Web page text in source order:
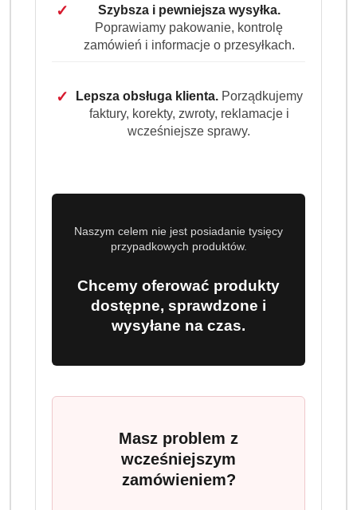
✓
Szybsza i pewniejsza wysyłka.
Poprawiamy pakowanie, kontrolę
zamówień i informacje o przesyłkach.
✓ Lepsza obsługa klienta.Porządkujemy
faktury, korekty, zwroty, reklamacje i
wcześniejsze sprawy.
Naszym celem nie jest posiadanie tysięcy
przypadkowych produktów.
Chcemy oferować produkty
dostępne, sprawdzone i
wysyłane na czas.
Masz problem z
wcześniejszym
zamówieniem?